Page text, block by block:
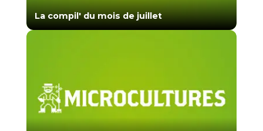
La compil' du mois de juillet